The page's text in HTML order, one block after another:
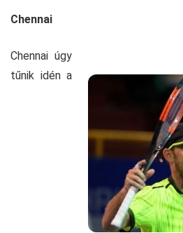
Chennai
Chennai úgy
tűnik idén a